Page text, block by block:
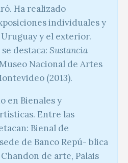
Ha realizado
individuales y
y el exterior.
destaca: Sustancia
Nacional de Artes
(2013).
en Bienales y
Entre las
Bienal de
de Banco Repú- blica
Chandon de arte, Palais